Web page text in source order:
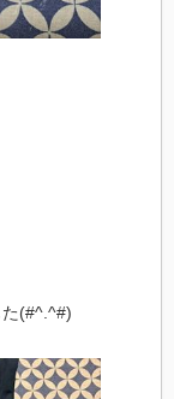
(#^.^#)